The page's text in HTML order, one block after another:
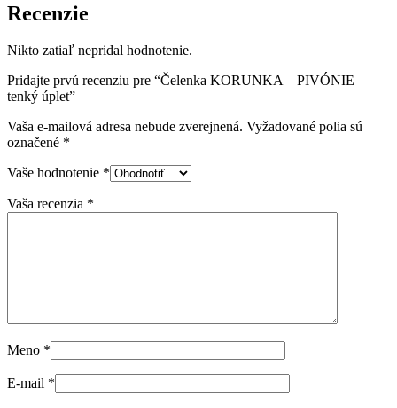
Recenzie
Nikto zatiaľ nepridal hodnotenie.
Pridajte prvú recenziu pre “Čelenka KORUNKA – PIVÓNIE –
tenký úplet”
Vaša e-mailová adresa nebude zverejnená. Vyžadované polia sú
označené *
Vaše hodnotenie *
Vaša recenzia *
Meno *
E-mail *